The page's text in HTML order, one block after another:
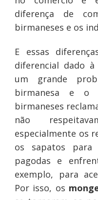
diferença de
birmaneses e os
E essas
diferencial dado
um grande
birmanesa e o
birmaneses
não
especialmente os
os sapatos
pagodas e
exemplo, para
Por isso, os